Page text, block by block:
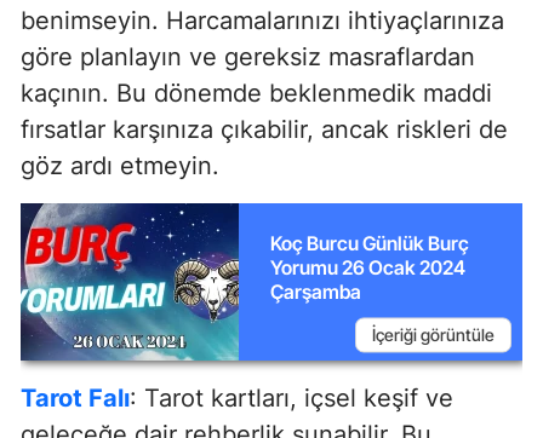
benimseyin. Harcamalarınızı ihtiyaçlarınıza
göre planlayın ve gereksiz masraflardan
kaçının. Bu dönemde beklenmedik maddi
fırsatlar karşınıza çıkabilir, ancak riskleri de
göz ardı etmeyin.
Koç Burcu Günlük Burç
Yorumu 26 Ocak 2024
Çarşamba
İçeriği görüntüle
Tarot Falı: Tarot kartları, içsel keşif ve